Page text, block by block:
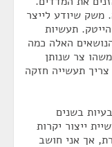
שיודע לייצר
תעשיות
האלה כמה
צר שנותן
תעשייה חזקה
בשנים
ייצור יקרות
אך אני חושב